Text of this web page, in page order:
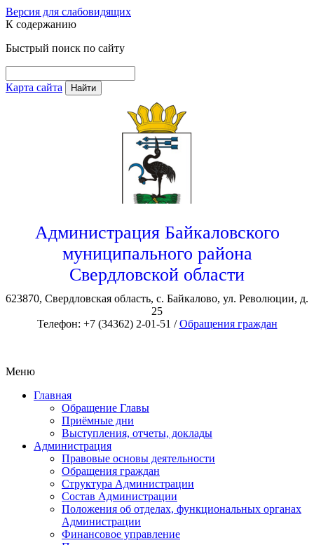
Версия для слабовидящих
К содержанию
Быстрый поиск по сайту
Карта сайта Найти
Администрация Байкаловского
муниципального района
Свердловской области
623870, Свердловская область, с. Байкалово, ул. Революции, д.
25
Телефон: +7 (34362) 2-01-51 /Обращения граждан
Меню
Главная
Обращение Главы
Приёмные дни
Выступления, отчеты, доклады
Администрация
Правовые основы деятельности
Обращения граждан
Структура Администрации
Состав Администрации
Положения об отделах, функциональных органах
Администрации
Финансовое управление